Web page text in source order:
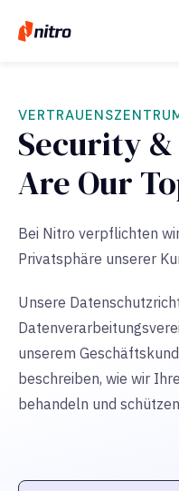
Security
Are Our
Bei Nitro verpflichten
Privatsphäre unserer
Unsere
unserem
beschreiben, wie wir
behandeln und